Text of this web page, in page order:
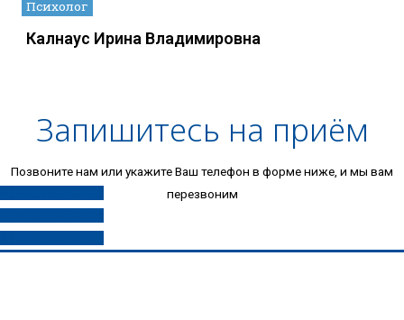
Психолог
Калнаус Ирина Владимировна
Запишитесь на приём
Позвоните нам или укажите Ваш телефон в форме ниже, и мы вам
перезвоним